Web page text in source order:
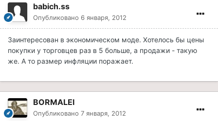
babich.ss
Опубликовано 6 января, 2012
Заинтересован в экономическом моде. Хотелось бы цены
покупки у торговцев раз в 5 больше, а продажи - такую
же. А то размер инфляции поражает.
BORMALEI
Опубликовано 7 января, 2012